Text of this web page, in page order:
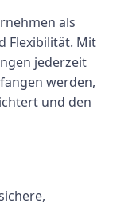
als
Flexibilität. Mit
jederzeit
werden,
und den